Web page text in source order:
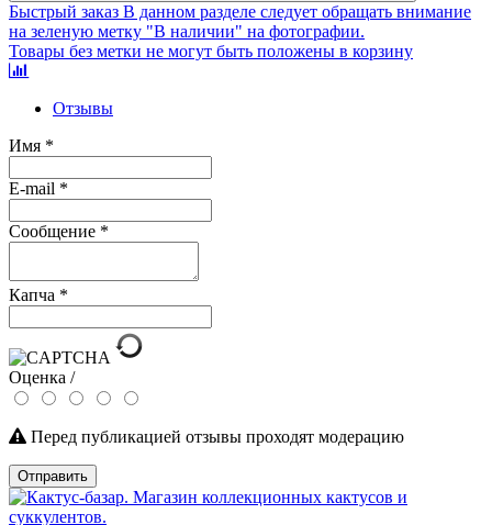
Быстрый заказ В данном разделе следует обращать внимание
на зеленую метку "В наличии" на фотографии.
Товары без метки не могут быть положены в корзину
Отзывы
Имя *
E-mail *
Сообщение *
Капча *
Оценка /
Перед публикацией отзывы проходят модерацию
Отправить